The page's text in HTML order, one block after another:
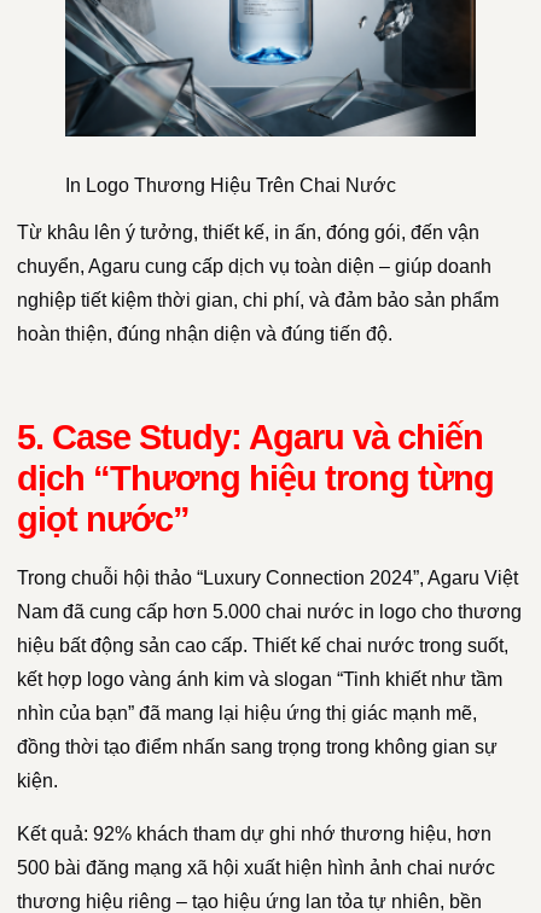
In Logo Thương Hiệu Trên Chai Nước
Từ khâu lên ý tưởng, thiết kế, in ấn, đóng gói, đến vận
chuyển, Agaru cung cấp dịch vụ toàn diện – giúp doanh
nghiệp tiết kiệm thời gian, chi phí, và đảm bảo sản phẩm
hoàn thiện, đúng nhận diện và đúng tiến độ.
5. Case Study: Agaru và chiến
dịch “Thương hiệu trong từng
giọt nước”
Trong chuỗi hội thảo “Luxury Connection 2024”, Agaru Việt
Nam đã cung cấp hơn 5.000 chai nước in logo cho thương
hiệu bất động sản cao cấp. Thiết kế chai nước trong suốt,
kết hợp logo vàng ánh kim và slogan “Tinh khiết như tầm
nhìn của bạn” đã mang lại hiệu ứng thị giác mạnh mẽ,
đồng thời tạo điểm nhấn sang trọng trong không gian sự
kiện.
Kết quả: 92% khách tham dự ghi nhớ thương hiệu, hơn
500 bài đăng mạng xã hội xuất hiện hình ảnh chai nước
thương hiệu riêng – tạo hiệu ứng lan tỏa tự nhiên, bền